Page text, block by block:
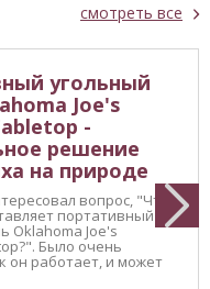
смотреть все
угольный
Joe's
-
решение
на природе
вопрос, "Что
портативный
Oklahoma Joe's
Было очень
он работает, и может